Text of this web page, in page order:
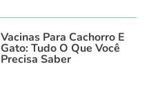
Vacinas Para Cachorro E
Gato: Tudo O Que Você
Precisa Saber